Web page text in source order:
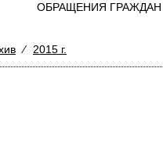
ОБРАЩЕНИЯ
⁄ 2015 г.